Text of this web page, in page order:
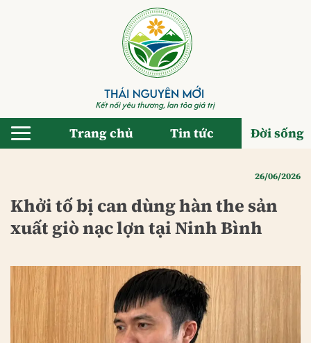
Trang chủ Tin tức Đời sống
26/06/2026
Khởi tố bị can dùng hàn the sản
xuất giò nạc lợn tại Ninh Bình